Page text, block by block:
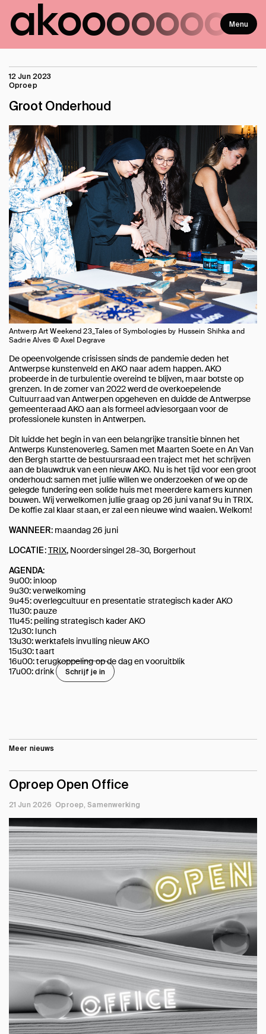
ako Menu
12 Jun 2023
Oproep
Groot Onderhoud
Antwerp Art Weekend 23_Tales of Symbologies by Hussein Shihka and
Sadrie Alves © Axel Degrave
De opeenvolgende crisissen sinds de pandemie deden het
Antwerpse kunstenveld en AKO naar adem happen. AKO
probeerde in de turbulentie overeind te blijven, maar botste op
grenzen. In de zomer van 2022 werd de overkoepelende
Cultuurraad van Antwerpen opgeheven en duidde de Antwerpse
gemeenteraad AKO aan als formeel adviesorgaan voor de
professionele kunsten in Antwerpen.
Dit luidde het begin in van een belangrijke transitie binnen het
Antwerps Kunstenoverleg. Samen met Maarten Soete en An Van
den Bergh startte de bestuursraad een traject met het schrijven
aan de blauwdruk van een nieuw AKO. Nu is het tijd voor een groot
onderhoud: samen met jullie willen we onderzoeken of we op de
gelegde fundering een solide huis met meerdere kamers kunnen
bouwen. Wij verwelkomen jullie graag op 26 juni vanaf 9u in TRIX.
De koffie zal klaar staan, er zal een nieuwe wind waaien. Welkom!
WANNEER: maandag 26 juni
LOCATIE:TRIX, Noordersingel 28-30, Borgerhout
AGENDA:
9u00: inloop
9u30: verwelkoming
9u45: overlegcultuur en presentatie strategisch kader AKO
11u30: pauze
11u45: peiling strategisch kader AKO
12u30: lunch
13u30: werktafels invulling nieuw AKO
15u30: taart
16u00: terugkoppeling op de dag en vooruitblik
17u00: drink
Schrijf je in
Meer nieuws
Oproep Open Office
21 Jun 2026 Oproep Samenwerking